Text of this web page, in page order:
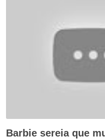
Barbie sereia que